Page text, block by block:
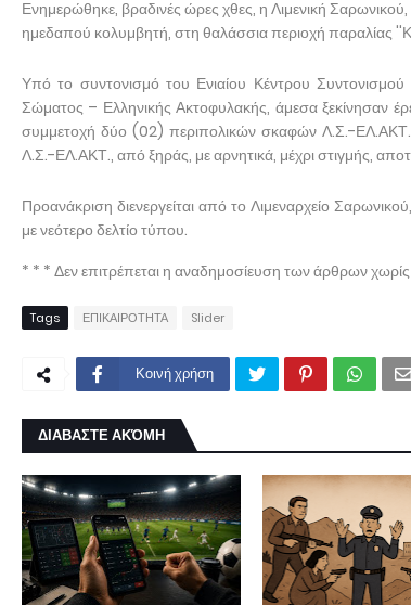
Ενημερώθηκε, βραδινές ώρες χθες, η Λιμενική
ημεδαπού κολυμβητή, στη θαλάσσια περιοχή παραλίας
Υπό το συντονισμό του Ενιαίου Κέντρου
Σώματος – Ελληνικής Ακτοφυλακής, άμεσα ξεκίνησαν
συμμετοχή δύο (02) περιπολικών σκαφών Λ.Σ.-
Λ.Σ.-ΕΛ.ΑΚΤ., από ξηράς, με αρνητικά, μέχρι στιγμής,
Προανάκριση διενεργείται από το Λιμεναρχείο
με νεότερο δελτίο τύπου.
* * * Δεν επιτρέπεται η αναδημοσίευση των άρθρων
Tags ΕΠΙΚΑΙΡΟΤΗΤΑ Slider
Κοινή χρήση
ΔΙΑΒΑΣΤΕ ΑΚΌΜΗ